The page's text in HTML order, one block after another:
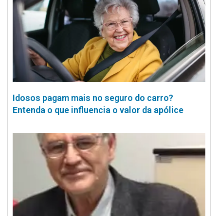
Idosos pagam mais no seguro do carro?
Entenda o que influencia o valor da apólice